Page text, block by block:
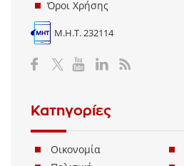
Όροι Χρήσης
Μ.Η.Τ. 232114
Κατηγορίες
Οικονομία